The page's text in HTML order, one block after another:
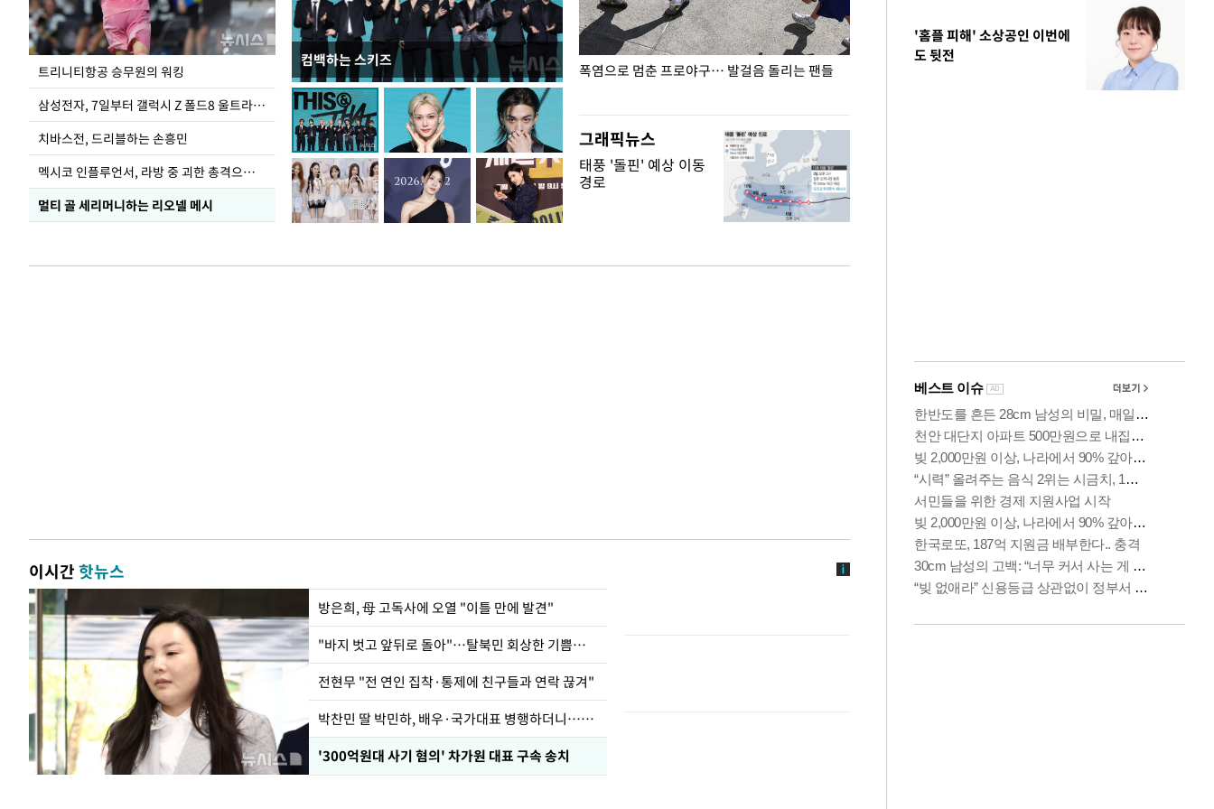
트리니티항공 승무원의 워킹
삼성전자, 7일부터 갤럭시 Z 폴드8 울트라·폴드8·플립8 출시
치바스전, 드리블하는 손흥민
멕시코 인플루언서, 라방 중 괴한 총격으로 사망
멀티 골 세리머니하는 리오넬 메시
컴백하는 스키즈
입추 하루 앞둔 전남광주… 열화상 카메라에 담긴
폭염
폭염으로 멈춘 프로야구… 발걸음 돌리는 팬들
이 대통령, '청년 대책 속도 높여야…폭염 문제도 입추 코앞인데
그래픽뉴스
태풍 '돌핀' 예상 이동
경로
이시간핫뉴스
방은희, 母 고독사에 오열 "이틀 만에 발견"
"바지 벗고 앞뒤로 돌아"…탈북민 회상한 기쁨조 검사
전현무 "전 연인 집착·통제에 친구들과 연락 끊겨"
박찬민 딸 박민하, 배우·국가대표 병행하더니…근황이
'300억원대 사기 혐의' 차가원 대표 구속 송치
'홈플 피해' 소상공인 이번에
도 뒷전